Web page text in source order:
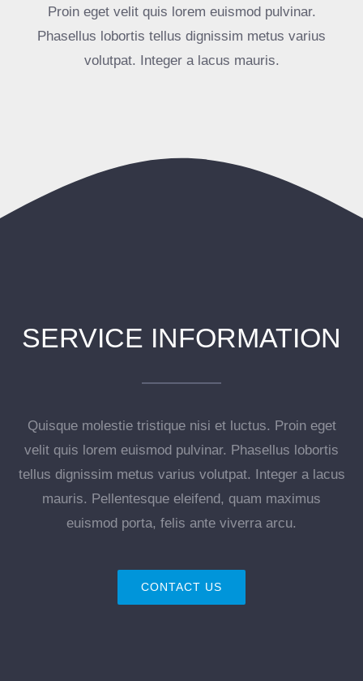
Proin eget velit quis lorem euismod pulvinar.
Phasellus lobortis tellus dignissim metus varius
volutpat. Integer a lacus mauris.
SERVICE INFORMATION
Quisque molestie tristique nisi et luctus. Proin eget
velit quis lorem euismod pulvinar. Phasellus lobortis
tellus dignissim metus varius volutpat. Integer a lacus
mauris. Pellentesque eleifend, quam maximus
euismod porta, felis ante viverra arcu.
CONTACT US